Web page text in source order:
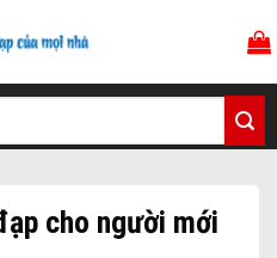
cho người mới